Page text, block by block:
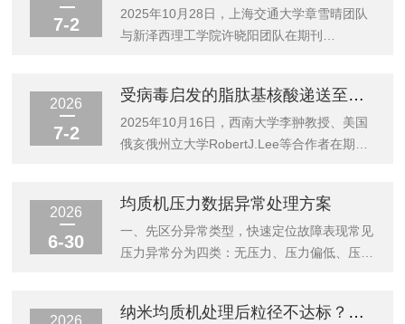
ndHepaticFibrosisviamRNAMediatedLiver-
SpecificAntibodyTherapy"的研究论文。
硬化，现有药物疗效差、特异性...
7-2
2025年10月28日，上海交通大学章雪晴团队
与新泽西理工学院许晓阳团队在期刊
ａ
研究论文。借助艾特森MPE-L2型微流控制备
2026
7-2
受病毒启发的脂肽基核酸递送至软骨用于骨关节炎治疗
2025年10月16日，西南大学李翀教授、美国
俄亥俄州立大学RobertJ.Lee等合作者在期刊
研究论文。文中使用苏州艾特森制药设备有限
公司MPE-L2型微流控制备仪制备了一系列非
2026
6-30
均质机压力数据异常处理方案
一、先区分异常类型，快速定位故障表现常见
压力异常分为四类：无压力、压力偏低、压力
泄压后再拆解部件，避免高压物料喷溅伤人。
2026 纳米均质机处理后粒径不达标？这4个原因最常见